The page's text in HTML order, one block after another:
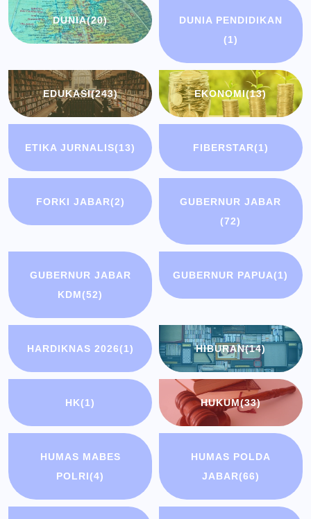
DUNIA(20)
DUNIA PENDIDIKAN
(1)
EDUKASI(243) EKONOMI(13)
ETIKA JURNALIS(13) FIBERSTAR(1)
FORKI JABAR(2)
GUBERNUR JABAR
(72)
GUBERNUR JABAR
KDM(52)
GUBERNUR PAPUA(1)
HARDIKNAS 2026(1) HIBURAN(14)
HK(1) HUKUM(33)
HUMAS MABES
POLRI(4)
HUMAS POLDA
JABAR(66)